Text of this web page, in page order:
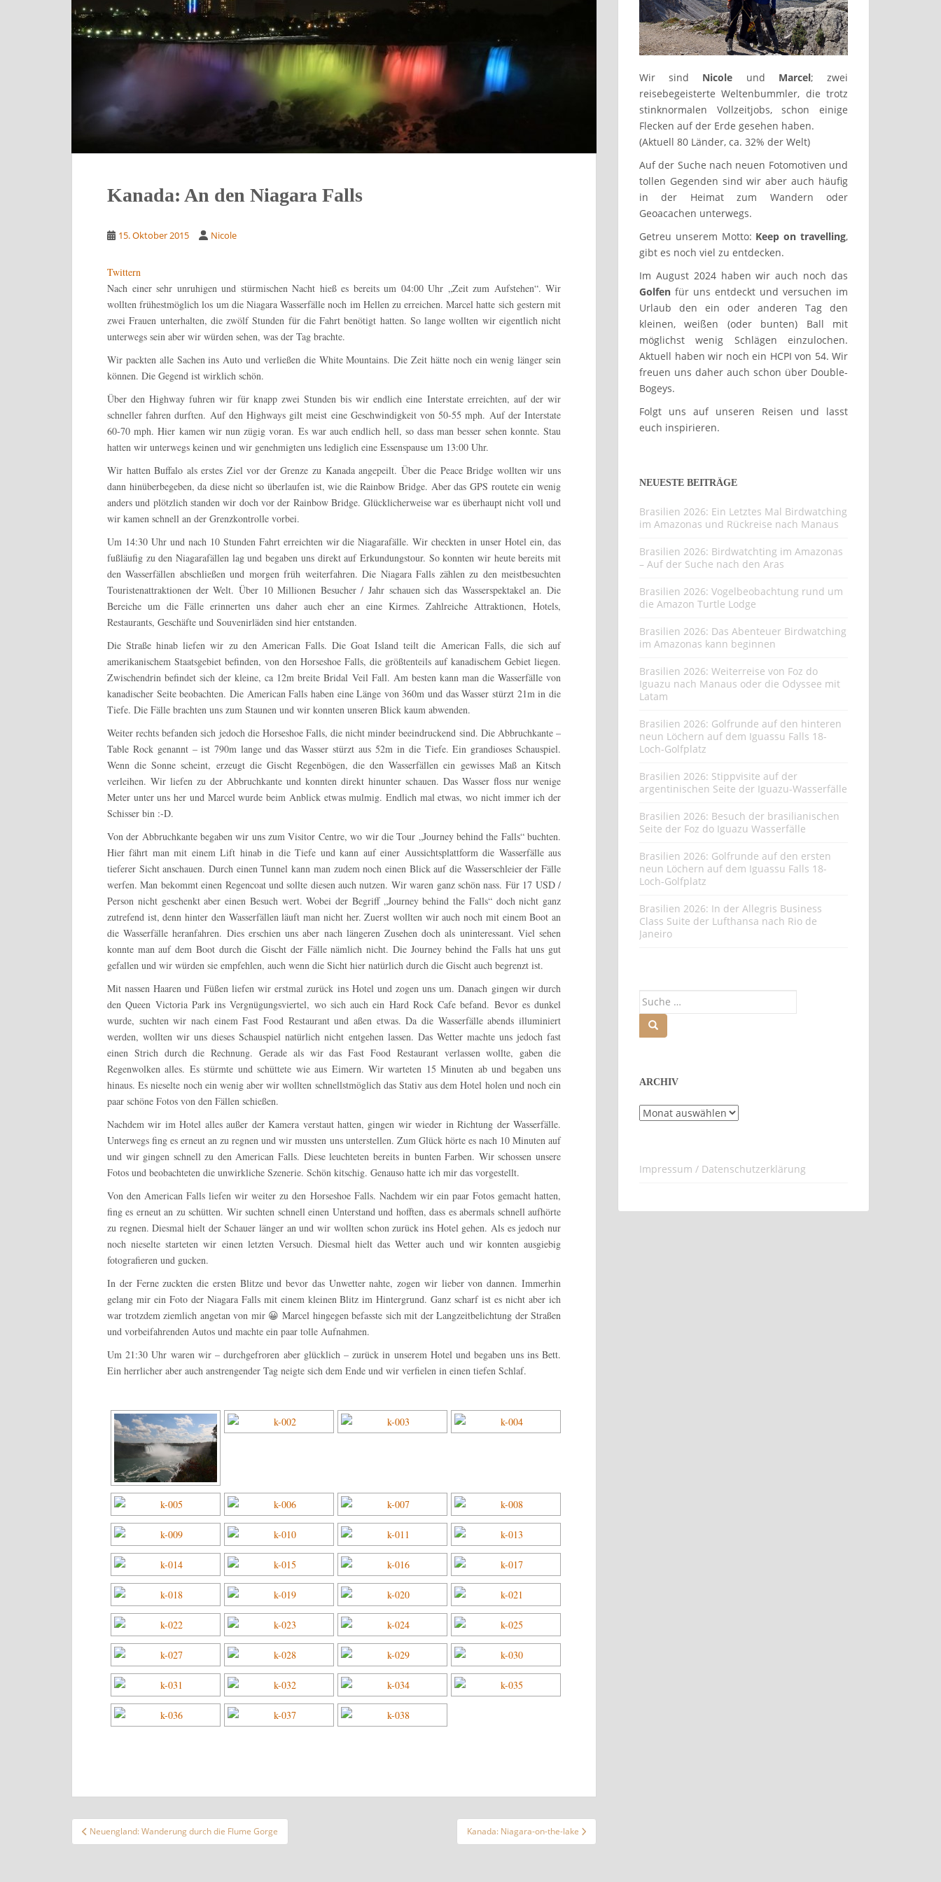
Kanada: An den Niagara Falls
15. Oktober 2015 Nicole
Twittern
Nach einer sehr unruhigen und stürmischen Nacht hieß es bereits um 04:00 Uhr „Zeit zum Aufstehen“. Wir
wollten frühestmöglich los um die Niagara Wasserfälle noch im Hellen zu erreichen. Marcel hatte sich gestern mit
zwei Frauen unterhalten, die zwölf Stunden für die Fahrt benötigt hatten. So lange wollten wir eigentlich nicht
unterwegs sein aber wir würden sehen, was der Tag brachte.
Wir packten alle Sachen ins Auto und verließen die White Mountains. Die Zeit hätte noch ein wenig länger sein
können. Die Gegend ist wirklich schön.
Über den Highway fuhren wir für knapp zwei Stunden bis wir endlich eine Interstate erreichten, auf der wir
schneller fahren durften. Auf den Highways gilt meist eine Geschwindigkeit von 50-55 mph. Auf der Interstate
60-70 mph. Hier kamen wir nun zügig voran. Es war auch endlich hell, so dass man besser sehen konnte. Stau
hatten wir unterwegs keinen und wir genehmigten uns lediglich eine Essenspause um 13:00 Uhr.
Wir hatten Buffalo als erstes Ziel vor der Grenze zu Kanada angepeilt. Über die Peace Bridge wollten wir uns
dann hinüberbegeben, da diese nicht so überlaufen ist, wie die Rainbow Bridge. Aber das GPS routete ein wenig
anders und plötzlich standen wir doch vor der Rainbow Bridge. Glücklicherweise war es überhaupt nicht voll und
wir kamen schnell an der Grenzkontrolle vorbei.
Um 14:30 Uhr und nach 10 Stunden Fahrt erreichten wir die Niagarafälle. Wir checkten in unser Hotel ein, das
fußläufig zu den Niagarafällen lag und begaben uns direkt auf Erkundungstour. So konnten wir heute bereits mit
den Wasserfällen abschließen und morgen früh weiterfahren. Die Niagara Falls zählen zu den meistbesuchten
Touristenattraktionen der Welt. Über 10 Millionen Besucher / Jahr schauen sich das Wasserspektakel an. Die
Bereiche um die Fälle erinnerten uns daher auch eher an eine Kirmes. Zahlreiche Attraktionen, Hotels,
Restaurants, Geschäfte und Souvenirläden sind hier entstanden.
Die Straße hinab liefen wir zu den American Falls. Die Goat Island teilt die American Falls, die sich auf
amerikanischem Staatsgebiet befinden, von den Horseshoe Falls, die größtenteils auf kanadischem Gebiet liegen.
Zwischendrin befindet sich der kleine, ca 12m breite Bridal Veil Fall. Am besten kann man die Wasserfälle von
kanadischer Seite beobachten. Die American Falls haben eine Länge von 360m und das Wasser stürzt 21m in die
Tiefe. Die Fälle brachten uns zum Staunen und wir konnten unseren Blick kaum abwenden.
Weiter rechts befanden sich jedoch die Horseshoe Falls, die nicht minder beeindruckend sind. Die Abbruchkante –
Table Rock genannt – ist 790m lange und das Wasser stürzt aus 52m in die Tiefe. Ein grandioses Schauspiel.
Wenn die Sonne scheint, erzeugt die Gischt Regenbögen, die den Wasserfällen ein gewisses Maß an Kitsch
verleihen. Wir liefen zu der Abbruchkante und konnten direkt hinunter schauen. Das Wasser floss nur wenige
Meter unter uns her und Marcel wurde beim Anblick etwas mulmig. Endlich mal etwas, wo nicht immer ich der
Schisser bin :-D.
Von der Abbruchkante begaben wir uns zum Visitor Centre, wo wir die Tour „Journey behind the Falls“ buchten.
Hier fährt man mit einem Lift hinab in die Tiefe und kann auf einer Aussichtsplattform die Wasserfälle aus
tieferer Sicht anschauen. Durch einen Tunnel kann man zudem noch einen Blick auf die Wasserschleier der Fälle
werfen. Man bekommt einen Regencoat und sollte diesen auch nutzen. Wir waren ganz schön nass. Für 17 USD /
Person nicht geschenkt aber einen Besuch wert. Wobei der Begriff „Journey behind the Falls“ doch nicht ganz
zutrefend ist, denn hinter den Wasserfällen läuft man nicht her. Zuerst wollten wir auch noch mit einem Boot an
die Wasserfälle heranfahren. Dies erschien uns aber nach längeren Zusehen doch als uninteressant. Viel sehen
konnte man auf dem Boot durch die Gischt der Fälle nämlich nicht. Die Journey behind the Falls hat uns gut
gefallen und wir würden sie empfehlen, auch wenn die Sicht hier natürlich durch die Gischt auch begrenzt ist.
Mit nassen Haaren und Füßen liefen wir erstmal zurück ins Hotel und zogen uns um. Danach gingen wir durch
den Queen Victoria Park ins Vergnügungsviertel, wo sich auch ein Hard Rock Cafe befand. Bevor es dunkel
wurde, suchten wir nach einem Fast Food Restaurant und aßen etwas. Da die Wasserfälle abends illuminiert
werden, wollten wir uns dieses Schauspiel natürlich nicht entgehen lassen. Das Wetter machte uns jedoch fast
einen Strich durch die Rechnung. Gerade als wir das Fast Food Restaurant verlassen wollte, gaben die
Regenwolken alles. Es stürmte und schüttete wie aus Eimern. Wir warteten 15 Minuten ab und begaben uns
hinaus. Es nieselte noch ein wenig aber wir wollten schnellstmöglich das Stativ aus dem Hotel holen und noch ein
paar schöne Fotos von den Fällen schießen.
Nachdem wir im Hotel alles außer der Kamera verstaut hatten, gingen wir wieder in Richtung der Wasserfälle.
Unterwegs fing es erneut an zu regnen und wir mussten uns unterstellen. Zum Glück hörte es nach 10 Minuten auf
und wir gingen schnell zu den American Falls. Diese leuchteten bereits in bunten Farben. Wir schossen unsere
Fotos und beobachteten die unwirkliche Szenerie. Schön kitschig. Genauso hatte ich mir das vorgestellt.
Von den American Falls liefen wir weiter zu den Horseshoe Falls. Nachdem wir ein paar Fotos gemacht hatten,
fing es erneut an zu schütten. Wir suchten schnell einen Unterstand und hofften, dass es abermals schnell aufhörte
zu regnen. Diesmal hielt der Schauer länger an und wir wollten schon zurück ins Hotel gehen. Als es jedoch nur
noch nieselte starteten wir einen letzten Versuch. Diesmal hielt das Wetter auch und wir konnten ausgiebig
fotografieren und gucken.
In der Ferne zuckten die ersten Blitze und bevor das Unwetter nahte, zogen wir lieber von dannen. Immerhin
gelang mir ein Foto der Niagara Falls mit einem kleinen Blitz im Hintergrund. Ganz scharf ist es nicht aber ich
war trotzdem ziemlich angetan von mir 😀 Marcel hingegen befasste sich mit der Langzeitbelichtung der Straßen
und vorbeifahrenden Autos und machte ein paar tolle Aufnahmen.
Um 21:30 Uhr waren wir – durchgefroren aber glücklich – zurück in unserem Hotel und begaben uns ins Bett.
Ein herrlicher aber auch anstrengender Tag neigte sich dem Ende und wir verfielen in einen tiefen Schlaf.
Beitragsnavigation
Neuengland: Wanderung durch die Flume Gorge Kanada: Niagara-on-the-lake
Wir sind Nicole und Marcel; zwei
reisebegeisterte Weltenbummler, die trotz
stinknormalen Vollzeitjobs, schon einige
Flecken auf der Erde gesehen haben.
(Aktuell 80 Länder, ca. 32% der Welt)
Auf der Suche nach neuen Fotomotiven und
tollen Gegenden sind wir aber auch häufig
in der Heimat zum Wandern oder
Geoacachen unterwegs.
Getreu unserem Motto: Keep on travelling,
gibt es noch viel zu entdecken.
Im August 2024 haben wir auch noch das
Golfen für uns entdeckt und versuchen im
Urlaub den ein oder anderen Tag den
kleinen, weißen (oder bunten) Ball mit
möglichst wenig Schlägen einzulochen.
Aktuell haben wir noch ein HCPI von 54. Wir
freuen uns daher auch schon über Double-
Bogeys.
Folgt uns auf unseren Reisen und lasst
euch inspirieren.
NEUESTE BEITRÄGE
Brasilien 2026: Ein Letztes Mal Birdwatching
im Amazonas und Rückreise nach Manaus
Brasilien 2026: Birdwatchting im Amazonas
– Auf der Suche nach den Aras
Brasilien 2026: Vogelbeobachtung rund um
die Amazon Turtle Lodge
Brasilien 2026: Das Abenteuer Birdwatching
im Amazonas kann beginnen
Brasilien 2026: Weiterreise von Foz do
Iguazu nach Manaus oder die Odyssee mit
Latam
Brasilien 2026: Golfrunde auf den hinteren
neun Löchern auf dem Iguassu Falls 18-
Loch-Golfplatz
Brasilien 2026: Stippvisite auf der
argentinischen Seite der Iguazu-Wasserfälle
Brasilien 2026: Besuch der brasilianischen
Seite der Foz do Iguazu Wasserfälle
Brasilien 2026: Golfrunde auf den ersten
neun Löchern auf dem Iguassu Falls 18-
Loch-Golfplatz
Brasilien 2026: In der Allegris Business
Class Suite der Lufthansa nach Rio de
Janeiro
ARCHIV
Archiv
Impressum / Datenschutzerklärung